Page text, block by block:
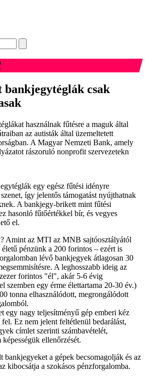
bankjegytéglák csak
használnak fűtésre a maguk által
az autisták által üzemeltetett
A Magyar Nemzeti Bank, amely
rászoruló nonprofit szervezetekn
egy egész fűtési idényre
így jelentős támogatást nyújthatnak
A bankjegy-brikett mint fűtési
hasonló fűtőértékkel bír, és vegyes
el.
Amint az MTI az MNB sajtóosztályától
pénzünk a 200 forintos – ezért is
lévő bankjegyek átlagosan 30
A leghosszabb ideig az
forintos "él", akár 5-6 évig
szemben egy érme élettartama 20-30 év.)
tonna elhasználódott, megrongálódott
egy nagy teljesítményű gép emberi kéz
Ez nem jelent feltétlenül bedarálást,
címlet szerinti számbavételét,
ellenőrzését.
bankjegyeket a gépek becsomagolják és az
kibocsátja a szokásos pénzforgalomba.